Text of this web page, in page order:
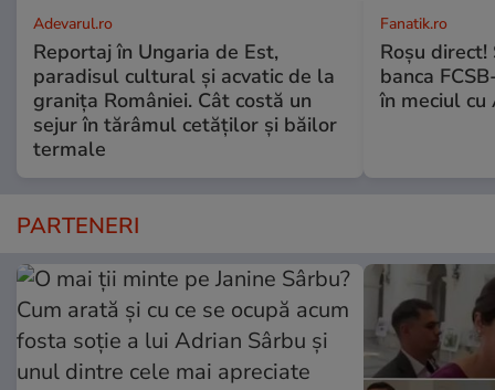
Adevarul.ro
Reportaj în Ungaria de Est,
paradisul cultural și acvatic de la
granița României. Cât costă un
sejur în tărâmul cetăților și băilor
termale
Fanatik.ro
Roșu
banca
în meciul cu
PARTENERI